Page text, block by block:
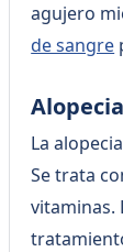
agujero
de sangre
La
Se trata
vitaminas.